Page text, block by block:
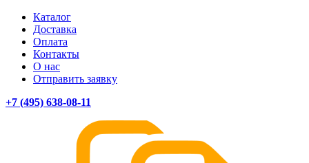
Каталог
Доставка
Оплата
Контакты
О нас
Отправить заявку
+7 (495) 638-08-11